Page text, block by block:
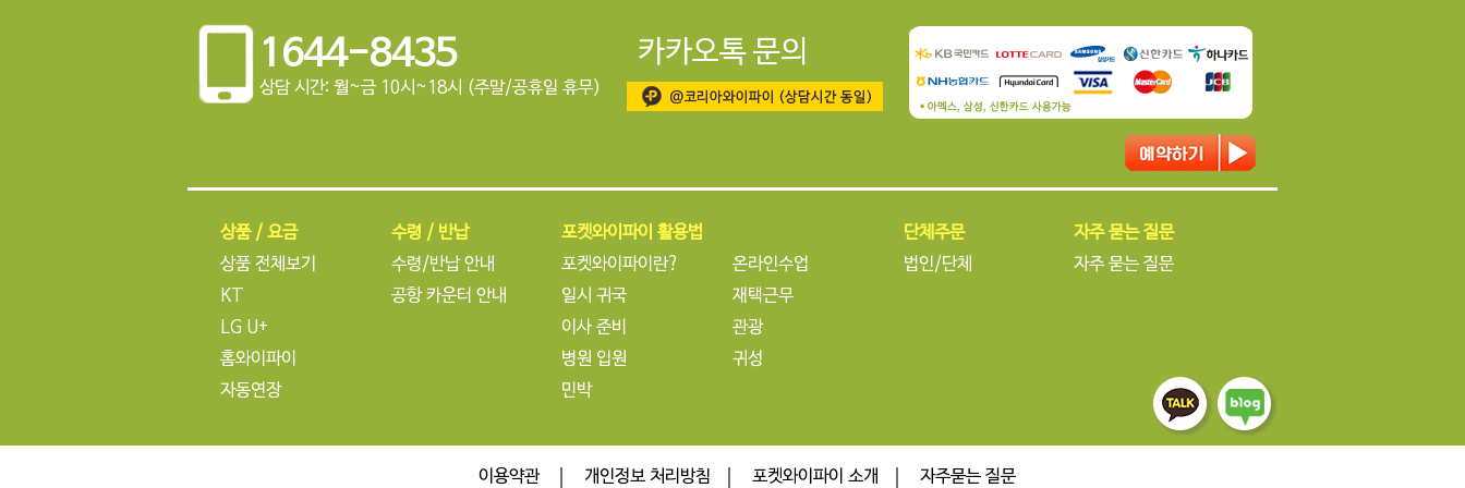
1644-8435
상담 시간: 월~금 10시~18시 (주말/공휴일 휴무)
카카오톡 문의
상품 / 요금
상품 전체보기
KT
LG U+
홈와이파이
자동연장
수령 / 반납
수령/반납 안내
공항 카운터 안내
포켓와이파이 활용법
포켓와이파이란?
일시 귀국
이사 준비
병원 입원
민박
온라인수업
재택근무
관광
귀성
단체주문
법인/단체
자주 묻는 질문
자주 묻는 질문
이용약관 개인정보 처리방침 포켓와이파이 소개 자주묻는 질문